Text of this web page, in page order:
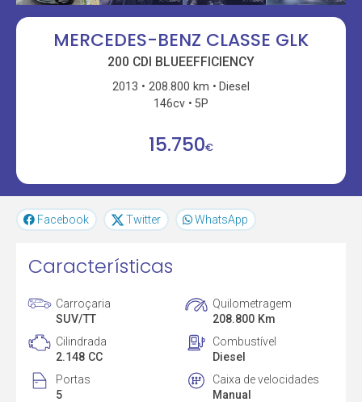
MERCEDES-BENZ CLASSE GLK
200 CDI BLUEEFFICIENCY
2013 208.800 km
Diesel
146cv
5P
15.750€
Facebook Twitter WhatsApp
Características
Carroçaria
SUV/TT
Quilometragem
208.800 Km
Cilindrada
2.148 CC
Combustível
Diesel
Portas
5
Caixa de velocidades
Manual